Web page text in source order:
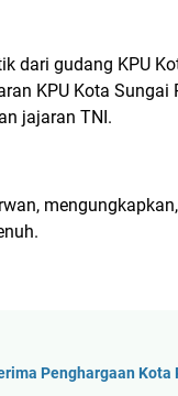
dari gudang KPU
KPU Kota
jajaran TNI.
Penghargaan Kota